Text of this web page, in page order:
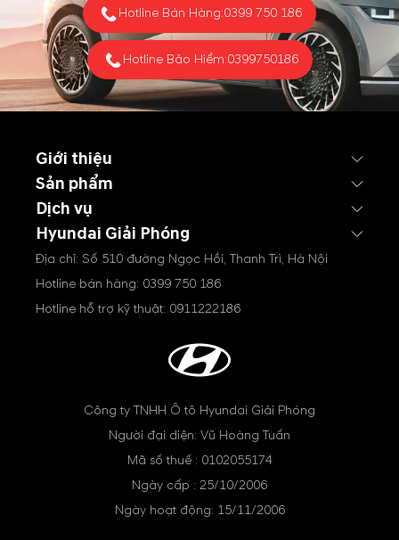
Hotline Bán Hàng:0399 750 186
Hotline Bảo Hiểm:0399750186
Giới thiệu
Sản phẩm
Dịch vụ
Hyundai Giải Phóng
Địa chỉ: Số 510 đường Ngọc Hồi, Thanh Trì, Hà Nội
Hotline bán hàng: 0399 750 186
Hotline hỗ trợ kỹ thuật: 0911222186
Công ty TNHH Ô tô Hyundai Giải Phóng
Người đại diện: Vũ Hoàng Tuấn
Mã số thuế : 0102055174
Ngày cấp : 25/10/2006
Ngày hoạt động: 15/11/2006